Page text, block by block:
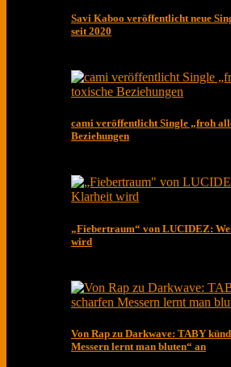
Savi Kaboo veröffentlicht neue
seit 2020
cami veröffentlicht Single „froh
Beziehungen
„Fiebertraum“ von LUCIDEZ:
wird
Von Rap zu Darkwave: TABY
Messern lernt man bluten“ an